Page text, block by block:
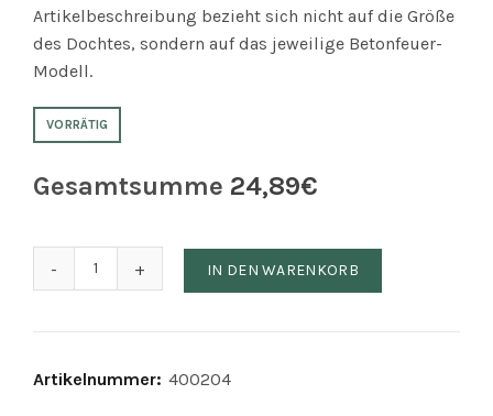
Artikelbeschreibung bezieht sich nicht auf die Größe
des Dochtes, sondern auf das jeweilige Betonfeuer-
Modell.
VORRÄTIG
Gesamtsumme 24,89€
IN DEN WARENKORB
Artikelnummer: 400204